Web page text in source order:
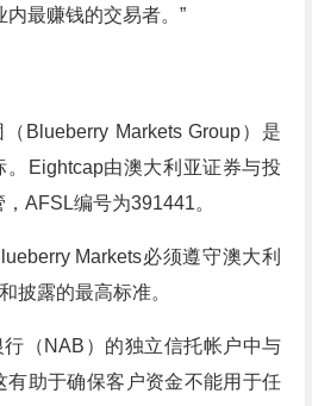
内最赚钱的交易者。”
Blueberry Markets Group）是
。Eightcap由澳大利亚证券与投
，AFSL编号为391441。
Markets必须遵守澳大利
披露的最高标准。
（NAB）的独立信托帐户中与
有助于确保客户资金不能用于任